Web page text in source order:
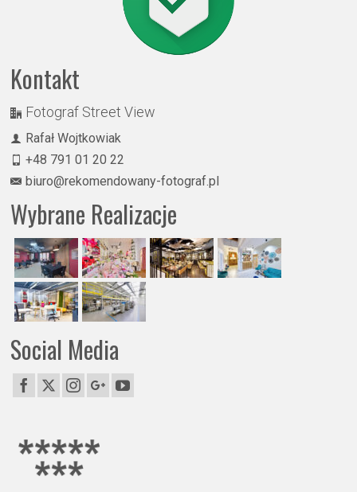
Kontakt
Fotograf Street View
Rafał Wojtkowiak
+48 791 01 20 22
biuro@rekomendowany-fotograf.pl
Wybrane Realizacje
Social Media